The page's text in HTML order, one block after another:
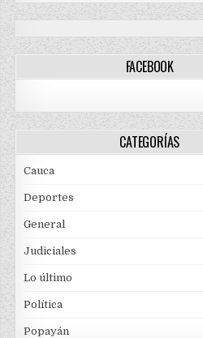
FACEBOOK
CATEGORÍAS
Cauca
Deportes
General
Judiciales
Lo último
Política
Popayán